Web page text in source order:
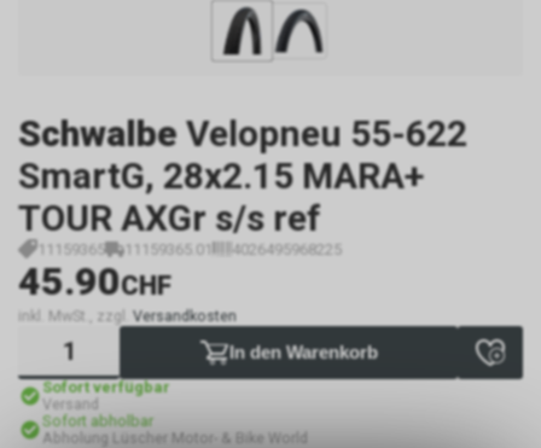
Schwalbe Velopneu 55-622
SmartG, 28x2.15 MARA+
TOUR AXGr s/s ref
11159365 11159365.01 4026495968225
45.90CHF
inkl. MwSt., zzgl. Versandkosten
In den Warenkorb
Sofort verfügbar
Versand
Sofort abholbar
Abholung Lüscher Motor- & Bike World